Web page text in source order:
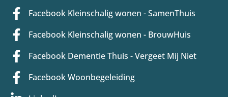
Facebook Kleinschalig wonen - SamenThuis
Facebook Kleinschalig wonen - BrouwHuis
Facebook Dementie Thuis - Vergeet Mij Niet
Facebook Woonbegeleiding